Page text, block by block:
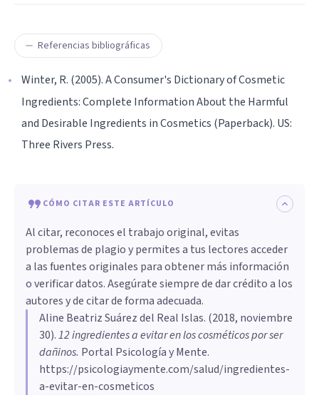
Referencias bibliográficas
Winter, R. (2005). A Consumer's Dictionary of Cosmetic
Ingredients: Complete Information About the Harmful
and Desirable Ingredients in Cosmetics (Paperback). US:
Three Rivers Press.
CÓMO CITAR ESTE ARTÍCULO
Al citar, reconoces el trabajo original, evitas
problemas de plagio y permites a tus lectores acceder
a las fuentes originales para obtener más información
o verificar datos. Asegúrate siempre de dar crédito a los
autores y de citar de forma adecuada.
Aline Beatriz Suárez del Real Islas. (2018, noviembre
30).12 ingredientes a evitar en los cosméticos por ser
dañinos. Portal Psicología y Mente.
https://psicologiaymente.com/salud/ingredientes-
a-evitar-en-cosmeticos